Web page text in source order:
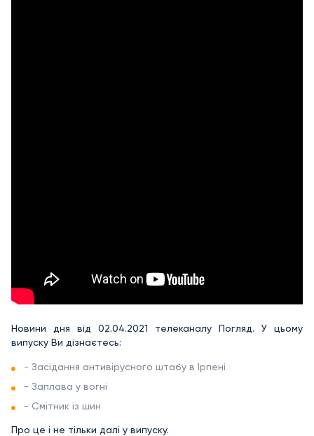
Новини дня від 02.04.2021 телеканалу Погляд. У цьому
випуску Ви дізнаєтесь:
- Засідання антивірусного штабу в Ірпені
- Заплава у вогні
- Смітник із шин
Про це і не тільки далі у випуску.